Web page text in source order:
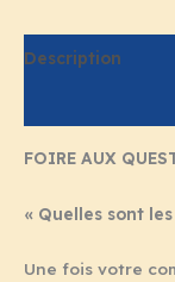
Description
FOIRE AUX
« Quelles sont
Une fois votre